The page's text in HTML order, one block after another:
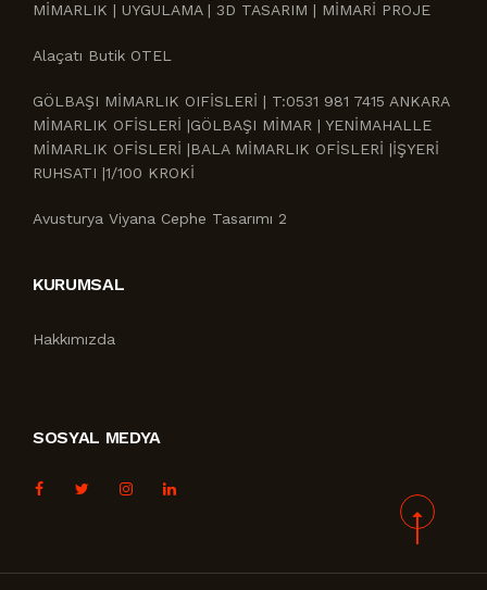
MİMARLIK | UYGULAMA | 3D TASARIM | MİMARİ PROJE
Alaçatı Butik OTEL
GÖLBAŞI MİMARLIK OIFİSLERİ | T:0531 981 7415 ANKARA
MİMARLIK OFİSLERİ |GÖLBAŞI MİMAR | YENİMAHALLE
MİMARLIK OFİSLERİ |BALA MİMARLIK OFİSLERİ |İŞYERİ
RUHSATI |1/100 KROKİ
Avusturya Viyana Cephe Tasarımı 2
KURUMSAL
Hakkımızda
SOSYAL MEDYA